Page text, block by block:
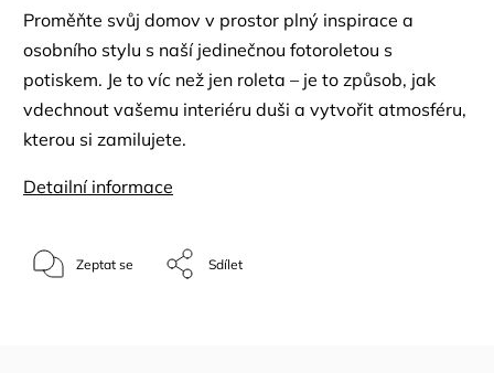
Proměňte svůj domov v prostor plný inspirace a
osobního stylu s naší jedinečnou fotoroletou s
potiskem. Je to víc než jen roleta – je to způsob, jak
vdechnout vašemu interiéru duši a vytvořit atmosféru,
kterou si zamilujete.
Detailní informace
Zeptat se Sdílet